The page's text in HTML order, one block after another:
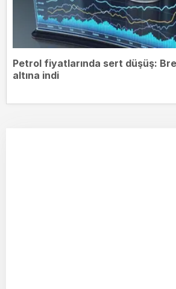
Petrol fiyatlarında sert düşüş:
altına indi